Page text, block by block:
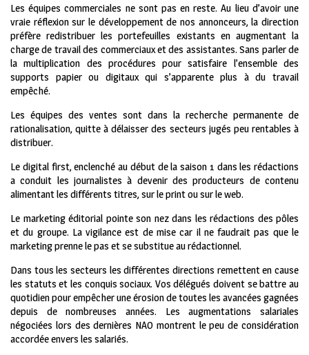
Les équipes commerciales ne sont pas en reste. Au lieu d’avoir une
vraie réflexion sur le développement de nos annonceurs, la direction
préfère redistribuer les portefeuilles existants en augmentant la
charge de travail des commerciaux et des assistantes. Sans parler de
la multiplication des procédures pour satisfaire l’ensemble des
supports papier ou digitaux qui s’apparente plus à du travail
empêché.
Les équipes des ventes sont dans la recherche permanente de
rationalisation, quitte à délaisser des secteurs jugés peu rentables à
distribuer.
Le digital first, enclenché au début de la saison 1 dans les rédactions
a conduit les journalistes à devenir des producteurs de contenu
alimentant les différents titres, sur le print ou sur le web.
Le marketing éditorial pointe son nez dans les rédactions des pôles
et du groupe. La vigilance est de mise car il ne faudrait pas que le
marketing prenne le pas et se substitue au rédactionnel.
Dans tous les secteurs les différentes directions remettent en cause
les statuts et les conquis sociaux. Vos délégués doivent se battre au
quotidien pour empêcher une érosion de toutes les avancées gagnées
depuis de nombreuses années. Les augmentations salariales
négociées lors des dernières NAO montrent le peu de considération
accordée envers les salariés.